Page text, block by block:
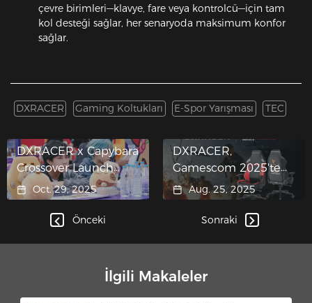
çevre birimleri—klavye, fare veya kontrolcü—için tam
kol desteği sağlar, her senaryoda maksimum konfor
sağlar.
DXRACER Gaming Koltukları E-Spor Yarışması TEC
Önceki
DXRACER x Capybara
Crossover Launch
Takes Center Stage at
Honor of Kings 10th
Anniversary
Oct. 29, 2025
DXRACER,
Gamescom 2025'te
MicroProse ve
Centurion
Developments İş
Tanıttı
Aug. 25, 2025
Sonraki
İlgili Makaleler